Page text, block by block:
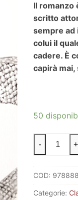
Il romanzo
scritto
sempre ad
colui il
cadere. È
capirà
50
COBRA
13
quantità
- +
COD:
Categorie: